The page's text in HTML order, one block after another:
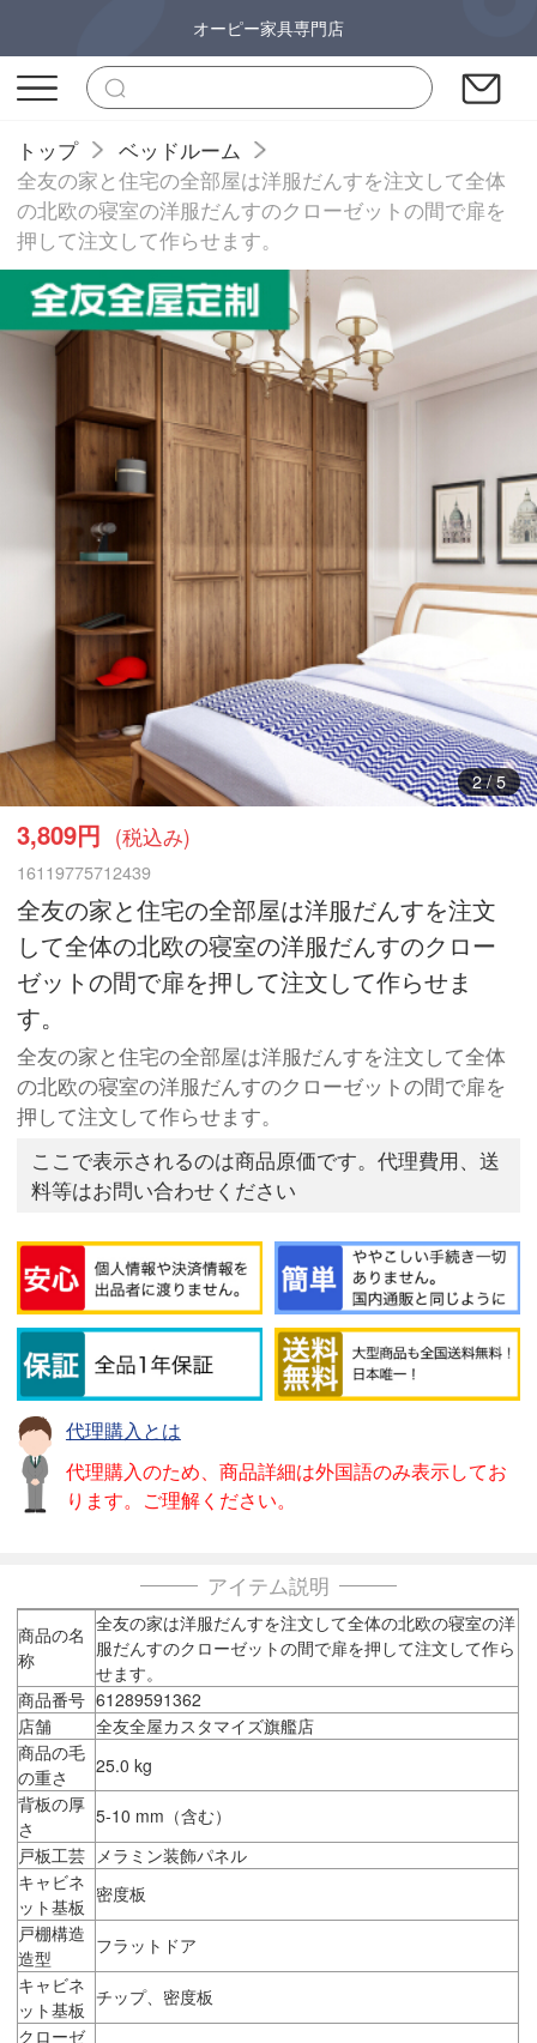
オーピー家具専門店
トップ
ベッドルーム
全友の家と住宅の全部屋は洋服だんすを注文して全体
の北欧の寝室の洋服だんすのクローゼットの間で扉を
押して注文して作らせます。
3/5
3,809円 (税込み)
16119775712439
全友の家と住宅の全部屋は洋服だんすを注文
して全体の北欧の寝室の洋服だんすのクロー
ゼットの間で扉を押して注文して作らせま
す。
全友の家と住宅の全部屋は洋服だんすを注文して全体
の北欧の寝室の洋服だんすのクローゼットの間で扉を
押して注文して作らせます。
ここで表示されるのは商品原価です。代理費用、送
料等はお問い合わせください
代理購入とは
代理購入のため、商品詳細は外国語のみ表示してお
ります。ご理解ください。
アイテム説明
商品の名
称
全友の家は洋服だんすを注文して全体の北欧の寝室の洋
服だんすのクローゼットの間で扉を押して注文して作ら
せます。
商品番号 61289591362
店舗
全友全屋カスタマイズ旗艦店
商品の毛
の重さ
25.0 kg
背板の厚
さ
5-10 mm（含む）
戸板工芸
メラミン装飾パネル
キャビネ
ット基板
密度板
戸棚構造
造型
フラットドア
キャビネ
ット基板
チップ、密度板
クローゼ